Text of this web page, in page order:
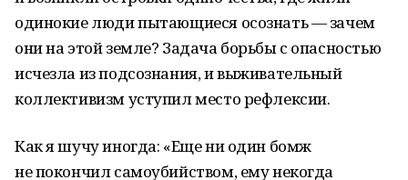
одинокие люди пытающиеся осознать — зачем
они на этой земле? Задача борьбы с опасностью
исчезла из подсознания, и выживательный
коллективизм уступил место рефлексии.
Как я шучу иногда: «Еще ни один бомж
не покончил самоубийством, ему некогда